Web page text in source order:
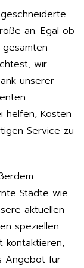
an. Egal ob
wir
unserer
helfen, Kosten
Service zu
Städte wie
aktuellen
speziellen
kontaktieren,
Angebot für